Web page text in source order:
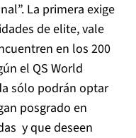
La primera exige
de elite, vale
en los 200
el QS World
sólo podrán optar
posgrado en
y que deseen